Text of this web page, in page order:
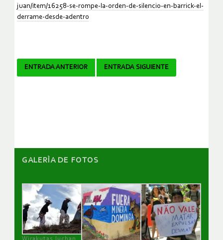
juan/item/16258-se-rompe-la-orden-de-silencio-en-barrick-el-
derrame-desde-adentro
Navegador
ENTRADA ANTERIOR ENTRADA SIGUIENTE
GALERÌA DE FOTOS